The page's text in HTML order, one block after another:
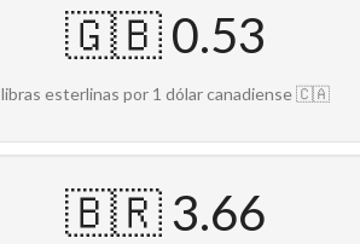
🇬🇧 0.53
libras esterlinas por 1 dólar canadiense 🇨🇦
🇧🇷 3.66